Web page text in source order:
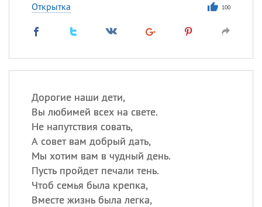
Открытка 100
Дорогие наши дети,
Вы любимей всех на свете.
Не напутствия совать,
А совет вам добрый дать,
Мы хотим вам в чудный день.
Пусть пройдет печали тень.
Чтоб семья была крепка,
Вместе жизнь была легка,